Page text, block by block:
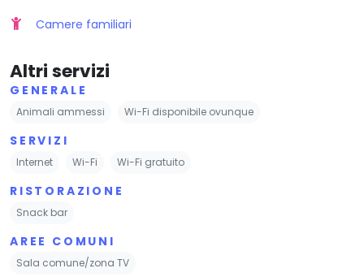
Camere familiari
Altri servizi
GENERALE
Animali ammessi Wi-Fi disponibile ovunque
SERVIZI
Internet Wi-Fi Wi-Fi gratuito
RISTORAZIONE
Snack bar
AREE COMUNI
Sala comune/zona TV